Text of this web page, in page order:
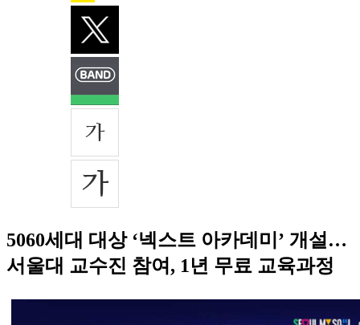
5060세대 대상 ‘넥스트 아카데미’ 개설…
서울대 교수진 참여, 1년 무료 교육과정